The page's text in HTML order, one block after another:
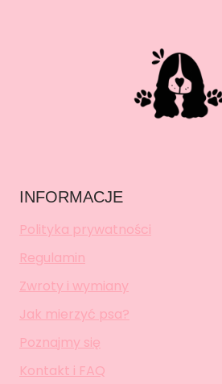
INFORMACJE
Polityka prywatności
Regulamin
Zwroty i wymiany
Jak mierzyć psa?
Poznajmy się
Kontakt i FAQ